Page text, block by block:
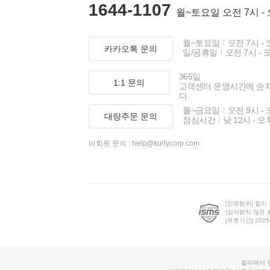
1644-1107 월~토요일 오전 7시 -
카카오톡 문의
월~토요일
오전 7시 -
일/공휴일
오전 7시 -
1:1 문의
365일
고객센터 운영시간에 순
다.
대량주문 문의
월~금요일
오전 9시 -
점심시간
낮 12시 - 오
비회원 문의 : help@kurlycorp.com
[인증범위] 컬리
(심사받지 않은
[유효기간]
컬리에서